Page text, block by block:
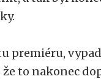
premiéru,
to nakonec